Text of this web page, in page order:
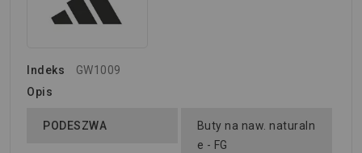
Indeks
GW1009
Opis
PODESZWA
Buty na naw. naturaln
e - FG